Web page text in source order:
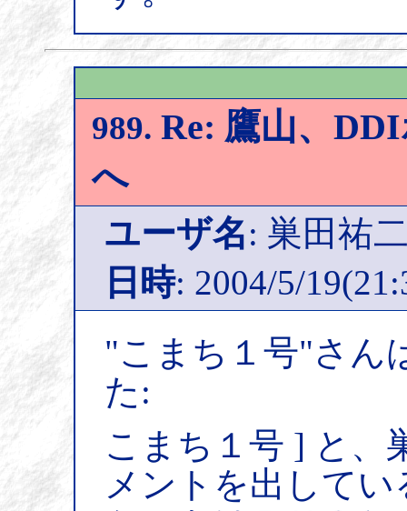
989. Re: 鷹山、
へ
ユーザ名: 巣田祐
日時: 2004/5/
"こまち１号"さん
た:
こまち１号 ] と、
メントを出して